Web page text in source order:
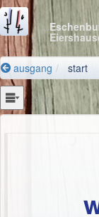
ausgang start